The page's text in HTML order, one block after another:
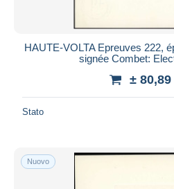
HAUTE-VOLTA Epreuves 222,
signée Combet:
±
Stato
Nuovo